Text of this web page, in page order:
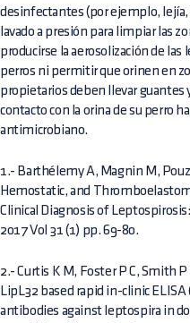
desinfectantes (por ejemplo, lejía,
lavado a presión para limpiar las
producirse la aerosolización de las
perros ni permitir que orinen en
propietarios deben llevar guantes
contacto con la orina de su perro
antimicrobiano.
1.- Barthélemy A, Magnin M,
Hemostatic, and
Clinical Diagnosis of
2017 Vol 31 (1) pp. 69-80.
2.- Curtis K M, Foster P C, Smith
LipL32 based rapid in-clinic
antibodies against leptospira in